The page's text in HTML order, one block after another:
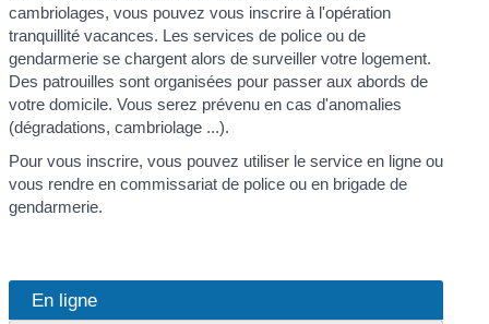
cambriolages, vous pouvez vous inscrire à l'opération
tranquillité vacances. Les services de police ou de
gendarmerie se chargent alors de surveiller votre logement.
Des patrouilles sont organisées pour passer aux abords de
votre domicile. Vous serez prévenu en cas d'anomalies
(dégradations, cambriolage ...).
Pour vous inscrire, vous pouvez utiliser le service en ligne ou
vous rendre en commissariat de police ou en brigade de
gendarmerie.
En ligne